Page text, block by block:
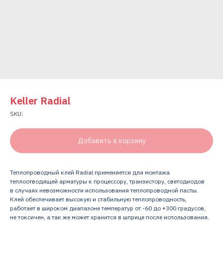
Keller Radial
SKU:
Добавить в корзину
Теплопроводный клей Radial применяется для монтажа
теплоотводящей арматуры к процессору, транзистору, светодиодов
в случаях невозможности использования теплопроводной пасты.
Клей обеспечивает высокую и стабильную теплопроводность,
работает в широком диапазоне температур от -60 до +300 градусов,
не токсичен, а так же может хранится в шприце после использования.